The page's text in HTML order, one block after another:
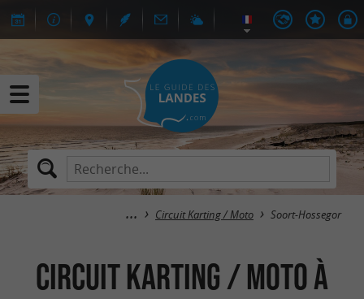
Circuit Karting / Moto Soort-Hossegor
Circuit Karting / Moto à